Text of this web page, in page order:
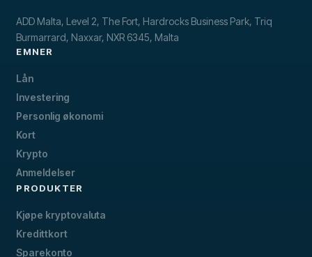
ADD Malta, Level 2, The Fort, Hardrocks Business Park, Triq
Burmarrard, Naxxar, NXR 6345, Malta
EMNER
Lån
Investering
Personlig økonomi
Kort
Krypto
Anmeldelser
PRODUKTER
Kjøpe kryptovaluta
Kredittkort
Sparekonto